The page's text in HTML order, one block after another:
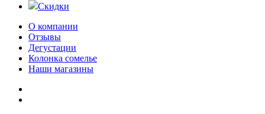
Скидки
О компании
Отзывы
Дегустации
Колонка сомелье
Наши магазины